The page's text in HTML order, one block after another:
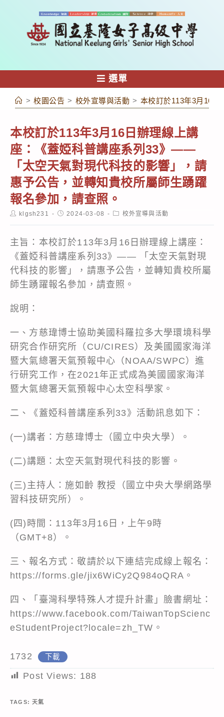
容
選單
> 校園公告 > 校外宣導與活動 > 本校訂於113年3月16
本校訂於113年3月16日辦理線上講
座：《蓋婭科普講座系列33》——
「太空天氣對現代科技的影響」，請
惠予公告，並轉知貴校所屬師生踴躍
報名參加，請查照。
Postklgsh231
Post2024-03-08
Post校外宣導與活動
主旨：本校訂於113年3月16日辦理線上講座：
《蓋婭科普講座系列33》—— 「太空天氣對現
代科技的影響」，請惠予公告，並轉知貴校所屬
師生踴躍報名參加，請查照。
說明：
一、方慈瑋博士協助美國科羅拉多大學環境科學
研究合作研究所（CU/CIRES）及美國國家海洋
暨大氣總署天氣預報中心（NOAA/SWPC）進
行研究工作，在2021年正式成為美國國家海洋
暨大氣總署天氣預報中心太空科學家。
二、《蓋婭科普講座系列33》活動訊息如下：
(一)講者：方慈瑋博士（國立中央大學）。
(二)講題：太空天氣對現代科技的影響。
(三)主持人：施如齡 教授（國立中央大學網路學
習科技研究所）。
(四)時間：113年3月16日，上午9時
（GMT+8）。
三、報名方式：敬請於以下連結完成線上報名：
https://forms.gle/jix6WiCy2Q984oQRA。
四、「臺灣科學特殊人才提升計畫」臉書網址：
https://www.facebook.com/TaiwanTopScienc
eStudentProject?locale=zh_TW。
1732 下載
Post Views: 188
TAGS:天氣